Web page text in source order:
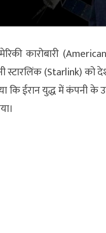
कारोबारी
(Starlink) को
कि ईरान युद्ध में कंपनी के